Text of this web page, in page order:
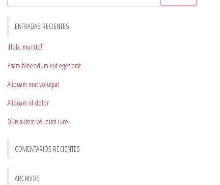
ENTRADAS RECIENTES
¡Hola, mundo!
Etiam bibendum elit eget erat
Aliquam erat volutpat
Aliquam id dolor
Quis autem vel eum iure
COMENTARIOS RECIENTES
ARCHIVOS